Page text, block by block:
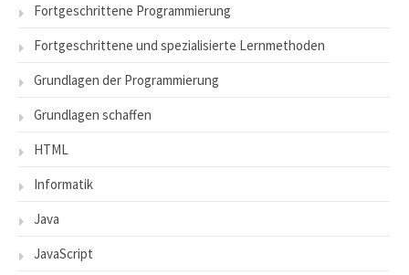
Fortgeschrittene Programmierung
Fortgeschrittene und spezialisierte Lernmethoden
Grundlagen der Programmierung
Grundlagen schaffen
HTML
Informatik
Java
JavaScript